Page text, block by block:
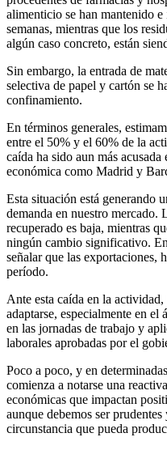
alimenticio se han mantenido
semanas, mientras que los
algún caso concreto, están
Sin embargo, la entrada de
selectiva de papel y cartón se
confinamiento.
En términos generales,
entre el 50% y el 60% de la
caída ha sido aun más
económica como Madrid y
Esta situación está generando
demanda en nuestro mercado.
recuperado es baja, mientras
ningún cambio significativo.
señalar que las exportaciones,
período.
Ante esta caída en la
adaptarse, especialmente en
en las jornadas de trabajo y
laborales aprobadas por el
Poco a poco, y en
comienza a notarse una
económicas que impactan
aunque debemos ser
circunstancia que pueda